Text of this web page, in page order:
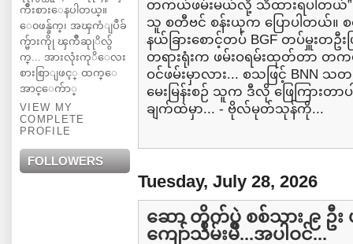
ကိဳးစားေနပါတယ္။
ေ၀ဖန္ခ်က္၊ အၾကံျပဳခ်
က္မ်ားကိုု ၾကိဳဆုုိလ်ွ
က္... အားလုံးကုိေလး
စားစြာျဖင့္ ထက္ေ
အာင္ေက်ာ္
VIEW MY
COMPLETE
PROFILE
FOLLOWERS
တကယ်ဖမ်းမယ်လို့ သိထားရပါတယ်”
သူ စတီဗင် စန်းယုက ပြောပါတယ်။
နယ်ခြားစောင့်တပ် BGF တပ်မှူးတ
တရားရုံးက ဖမ်းဝရမ်းထုတ်တာ တ
ဝင်ဖမ်းမှာလား... စသဖြင့် BNN
မေးမြန်းစဉ် သူက ဒီလို ဖြေကြားတ
ချက်ထဲမှာ... - ဗိုလ်မုတ်သုန်ကို...
Tuesday, July 28, 2026
ဆော တိုက်ပွဲ စစ်သား ၉ ဦး
ကျော်သိမ်းမိ...အပါဝင်...